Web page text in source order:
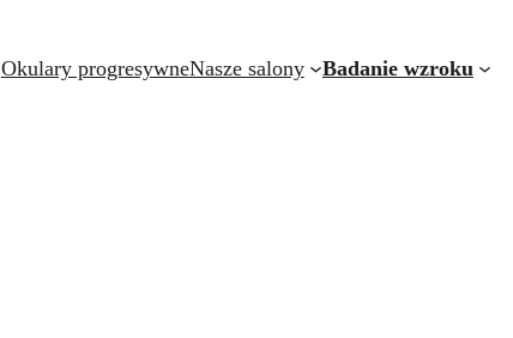
Okulary progresywneNasze salony Badanie wzroku